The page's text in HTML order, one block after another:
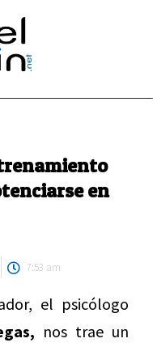
en
7:53 am
el psicólogo
nos trae un